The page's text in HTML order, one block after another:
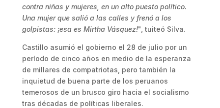
contra niñas y mujeres, en un alto puesto político.
Una mujer que salió a las calles y frenó a los
golpistas: ¡esa es Mirtha Vásquez!", tuiteó Silva.
Castillo asumió el gobierno el 28 de julio por un
período de cinco años en medio de la esperanza
de millares de compatriotas, pero también la
inquietud de buena parte de los peruanos
temerosos de un brusco giro hacia el socialismo
tras décadas de políticas liberales.